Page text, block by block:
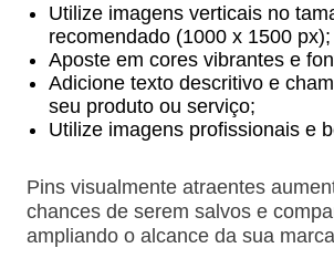
Utilize imagens verticais no
recomendado (1000 x 1500 px);
Aposte em cores vibrantes e
Adicione texto descritivo e
seu produto ou serviço;
Utilize imagens profissionais e
Pins visualmente atraentes
chances de serem salvos e
ampliando o alcance da sua